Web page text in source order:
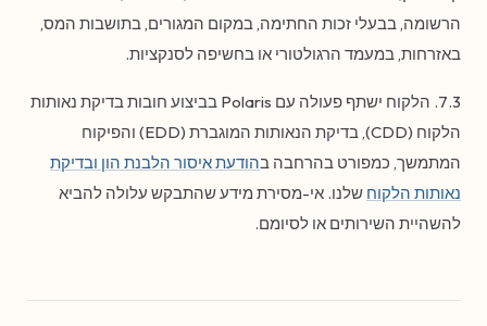
הרשומה, בבעלי זכות החתימה, במקום המגורים, בתושבות המס,
באזרחות, במעמד הרגולטורי או בחשיפה לסנקציות.
7.3. הלקוח ישתף פעולה עם Polaris בביצוע חובות בדיקת נאותות
הלקוח (CDD), בדיקת הנאותות המוגברת (EDD) והפיקוח
המתמשך, כמפורט בהרחבה בהודעת איסור הלבנת הון ובדיקת
נאותות הלקוח שלנו. אי-מסירת מידע שהתבקש עלולה להביא
להשהיית השירותים או לסיומם.